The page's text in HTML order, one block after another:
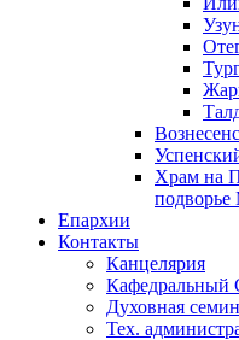
Храм на
Епархии
Контакты
Канцелярия
Кафедральный
Духовная
Тех.